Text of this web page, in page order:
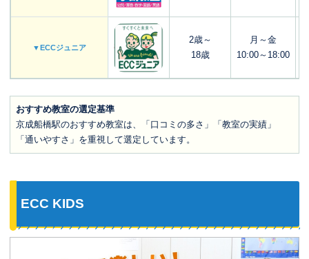
▼ECCジュニア
2歳～
18歳
月～金
10:00～18:00
おすすめ教室の選定基準
京成船橋駅のおすすめ教室は、「口コミの多さ」「教室の実績」
「通いやすさ」を重視して選定しています。
ECC KIDS